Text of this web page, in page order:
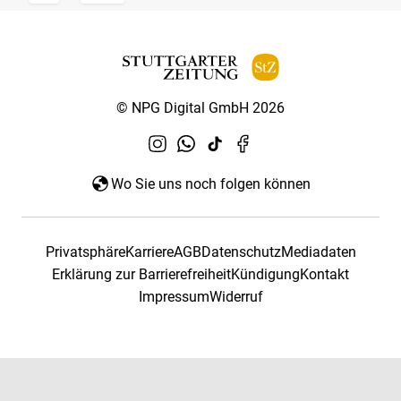
© NPG Digital GmbH 2026
Wo Sie uns noch folgen können
PrivatsphäreKarriereAGBDatenschutzMediadaten
Erklärung zur BarrierefreiheitKündigungKontakt
ImpressumWiderruf